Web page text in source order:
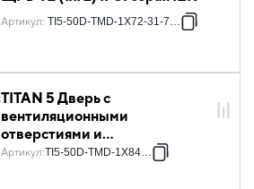
Артикул: TI5-50D-TMD-1X72-31-7035
TITAN 5 Дверь с
вентиляционными
отверстиями и
радиопрозрачной вставкой
Артикул:TI5-50D-TMD-1X84-30